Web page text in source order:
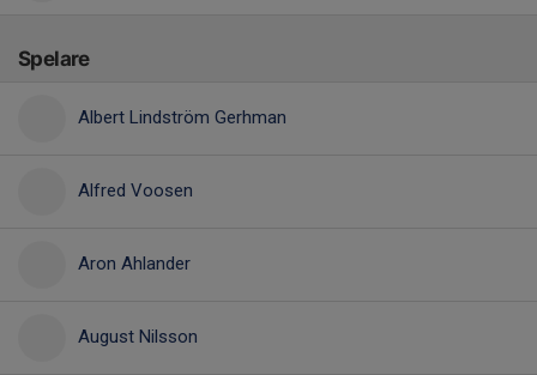
Spelare
Albert Lindström Gerhman
Alfred Voosen
Aron Ahlander
August Nilsson